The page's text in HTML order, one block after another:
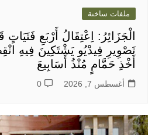
ملفات ساخنة
الْجَزَائِرُ: اِعْتِقَالُ أَرْبَعِ
تَصْوِيرِ فِيدْيُو يَشْتَكِينَ فِيهِ
أَخْذِ حَمَّامٍ مُنْذُ أَسَابِيعَ
أغسطس 7, 2026 0